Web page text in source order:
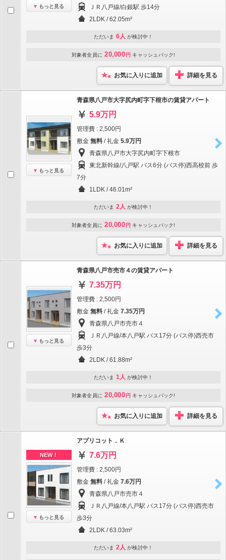
もっと見る
ＪＲ八戸線/白銀駅 歩14分
2LDK / 62.05m²
ただいま 6人 が検討中！
対象者全員に 20,000 円 キャッシュバック!
お気に入りに追加 詳細を見る
もっと見る
青森県八戸市大字尻内町字下根市の賃貸アパート
5.9万円
管理費 : 2,500円
敷金 無料 / 礼金 5.9万円
青森県八戸市大字尻内町字下根市
東北新幹線/八戸駅 バス6分 (バス停)西高校前 歩
7分
1LDK / 46.01m²
ただいま 2人 が検討中！
対象者全員に 20,000 円 キャッシュバック!
お気に入りに追加 詳細を見る
もっと見る
青森県八戸市売市４の賃貸アパート
7.35万円
管理費 : 2,500円
敷金 無料 / 礼金 7.35万円
青森県八戸市売市４
ＪＲ八戸線/本八戸駅 バス17分 (バス停)西売市
歩3分
2LDK / 61.88m²
ただいま 1人 が検討中！
対象者全員に 20,000 円 キャッシュバック!
お気に入りに追加 詳細を見る
NEW！
もっと見る
アプリコット．Ｋ
7.6万円
管理費 : 2,500円
敷金 無料 / 礼金 7.6万円
青森県八戸市売市４
ＪＲ八戸線/本八戸駅 バス17分 (バス停)西売市
歩3分
2LDK / 63.03m²
ただいま 2人 が検討中！